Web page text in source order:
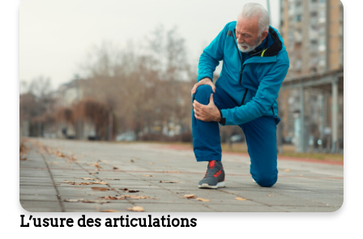
L’usure des articulations